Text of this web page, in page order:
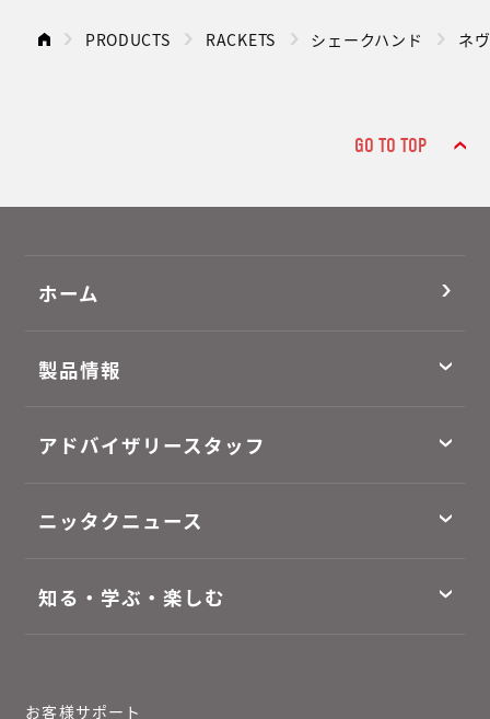
PRODUCTS RACKETS シェークハンド ネ
GO TO TOP
ホーム
製品情報
アドバイザリースタッフ
ニッタクニュース
知る・学ぶ・楽しむ
お客様サポート